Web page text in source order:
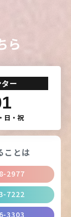
ら
ー
日・祝
ことは
2977
7222
3303